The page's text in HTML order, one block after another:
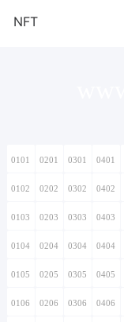
NFT
0101 0201 0301 0401
0102 0202 0302 0402
0103 0203 0303 0403
0104 0204 0304 0404
0105 0205 0305 0405
0106 0206 0306 0406